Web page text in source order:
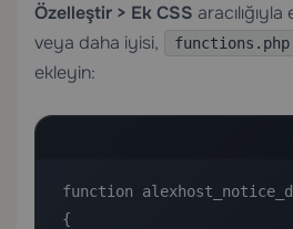
Özelleştir > Ek CSS
veya daha iyisi,
functions.php
ekleyin:
function
{